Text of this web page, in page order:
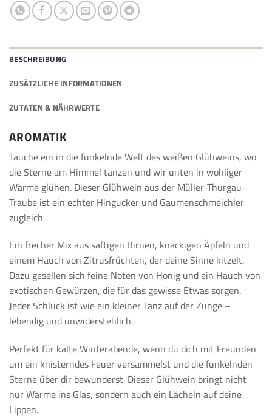
BESCHREIBUNG
ZUSÄTZLICHE INFORMATIONEN
ZUTATEN & NÄHRWERTE
AROMATIK
Tauche ein in die funkelnde Welt des weißen Glühweins, wo
die Sterne am Himmel tanzen und wir unten in wohliger
Wärme glühen. Dieser Glühwein aus der Müller-Thurgau-
Traube ist ein echter Hingucker und Gaumenschmeichler
zugleich.
Ein frecher Mix aus saftigen Birnen, knackigen Äpfeln und
einem Hauch von Zitrusfrüchten, der deine Sinne kitzelt.
Dazu gesellen sich feine Noten von Honig und ein Hauch von
exotischen Gewürzen, die für das gewisse Etwas sorgen.
Jeder Schluck ist wie ein kleiner Tanz auf der Zunge –
lebendig und unwiderstehlich.
Perfekt für kalte Winterabende, wenn du dich mit Freunden
um ein knisterndes Feuer versammelst und die funkelnden
Sterne über dir bewunderst. Dieser Glühwein bringt nicht
nur Wärme ins Glas, sondern auch ein Lächeln auf deine
Lippen.